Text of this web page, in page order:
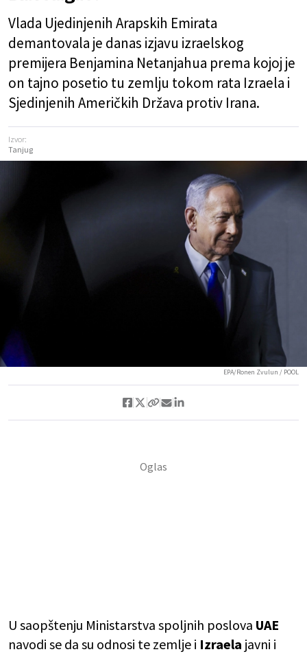
Vlada Ujedinjenih Arapskih Emirata
demantovala je danas izjavu izraelskog
premijera Benjamina Netanjahua prema kojoj je
on tajno posetio tu zemlju tokom rata Izraela i
Sjedinjenih Američkih Država protiv Irana.
Izvor:
Tanjug
EPA/Ronen Zvulun / POOL
U saopštenju Ministarstva spoljnih poslova UAE
navodi se da su odnosi te zemlje i Izraela javni i